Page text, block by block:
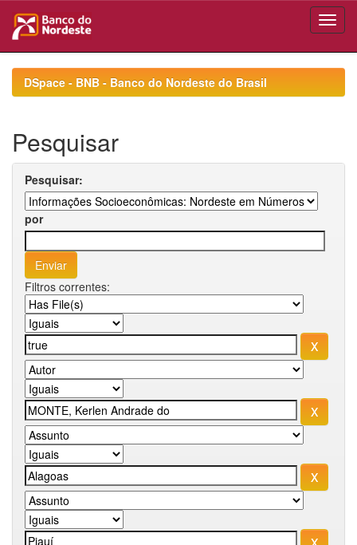
navigationDSpace - BNB - Banco do Nordeste do Brasil
Pesquisar
Pesquisar:
por
Filtros correntes: